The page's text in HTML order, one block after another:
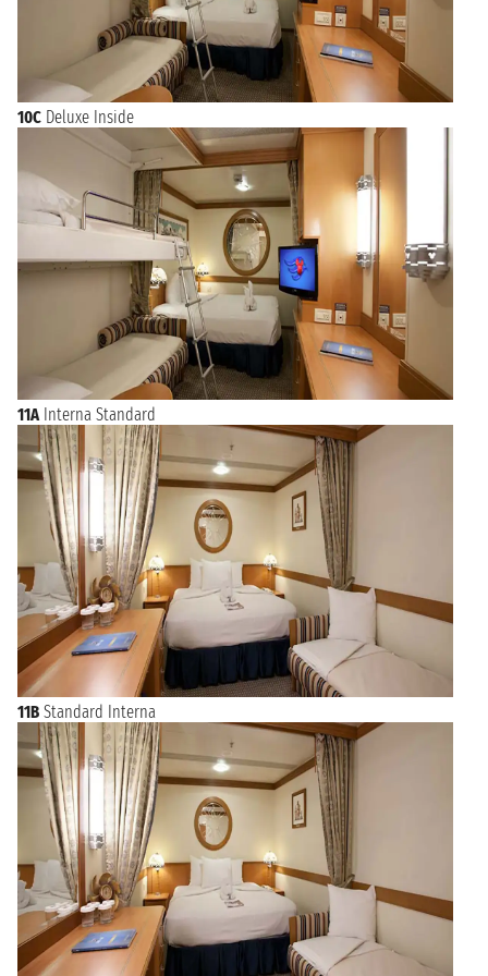
10C Deluxe Inside
11A Interna Standard
11B Standard Interna